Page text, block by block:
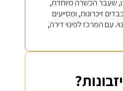
שעבר הכשרה מיוחדת,
זיכרונות, ומסייעים
עם המרכז לפינוי דירה,